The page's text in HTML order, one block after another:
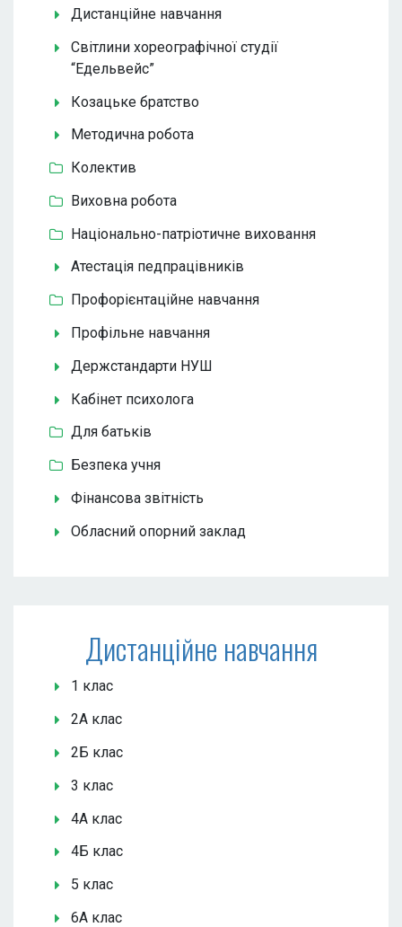
Дистанційне навчання
Світлини хореографічної студії
“Едельвейс”
Козацьке братство
Методична робота
Колектив
Виховна робота
Національно-патріотичне виховання
Атестація педпрацівників
Профорієнтаційне навчання
Профільне навчання
Держстандарти НУШ
Кабінет психолога
Для батьків
Безпека учня
Фінансова звітність
Обласний опорний заклад
Дистанційне навчання
1 клас
2А клас
2Б клас
3 клас
4А клас
4Б клас
5 клас
6А клас